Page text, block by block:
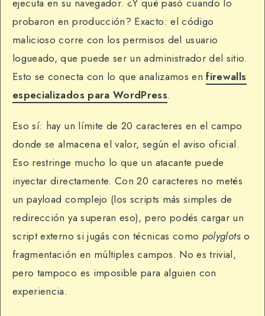
ejecuta en su navegador. ¿Y qué pasó cuando lo
probaron en producción? Exacto: el código
malicioso corre con los permisos del usuario
logueado, que puede ser un administrador del sitio.
Esto se conecta con lo que analizamos enfirewalls
especializados para WordPress.
Eso sí: hay un límite de 20 caracteres en el campo
donde se almacena el valor, según el aviso oficial.
Eso restringe mucho lo que un atacante puede
inyectar directamente. Con 20 caracteres no metés
un payload complejo (los scripts más simples de
redirección ya superan eso), pero podés cargar un
script externo si jugás con técnicas como polyglotso
fragmentación en múltiples campos. No es trivial,
pero tampoco es imposible para alguien con
experiencia.